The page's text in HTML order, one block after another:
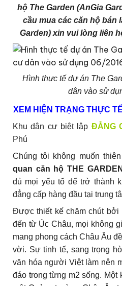
hộ The Garden (AnGia
cầu mua các căn hộ bán
Garden) xin vui lòng liên
Hình thực tế dự án The
dân vào sử
XEM HIỆN TRẠNG THỰC
Khu dân cư biệt lập ĐẲNG
Phú
Chúng tôi không muốn
quan căn hộ THE
đủ mọi yếu tố để trở thành
đẳng cấp hàng đầu tại trung
Được thiết kế chăm chút bởi
đến từ Úc Châu, mọi không
mang phong cách Châu Âu
vời. Sự tinh tế, sang trọng
văn hóa người Việt làm nên
đáo trong từng m2 sống.